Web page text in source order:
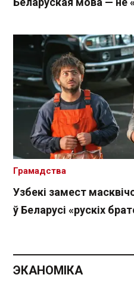
Узбекі замест
ў Беларусі «рускіх
Грамадства
ЭКАНОМІКА